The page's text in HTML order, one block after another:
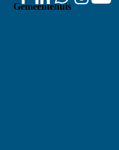
Gemeentehuis